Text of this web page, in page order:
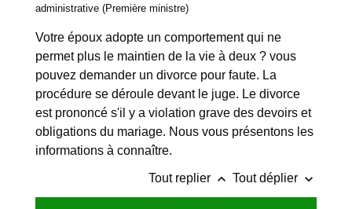
administrative (Première ministre)
Votre époux adopte un comportement qui ne
permet plus le maintien de la vie à deux ? vous
pouvez demander un divorce pour faute. La
procédure se déroule devant le juge. Le divorce
est prononcé s'il y a violation grave des devoirs et
obligations du mariage. Nous vous présentons les
informations à connaître.
Tout replier keyboard_arrow_up Tout déplier keyboard_arrow_down